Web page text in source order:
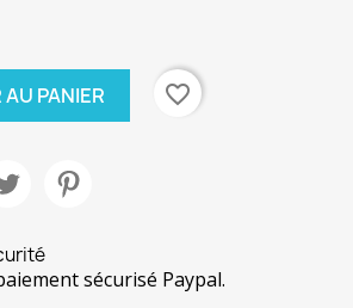
PANIER favorite_border
sécurisé Paypal.